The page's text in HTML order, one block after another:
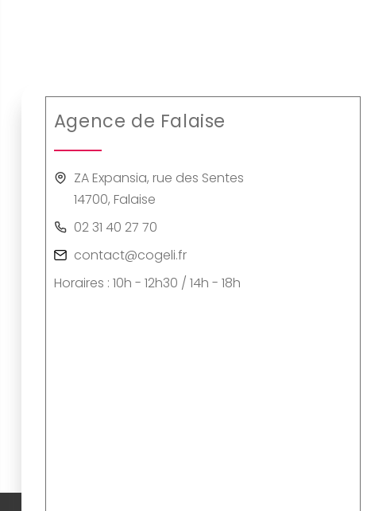
Agence de Falaise
ZA Expansia, rue des Sentes
14700, Falaise
02 31 40 27 70
contact@cogeli.fr
Horaires : 10h - 12h30 / 14h - 18h